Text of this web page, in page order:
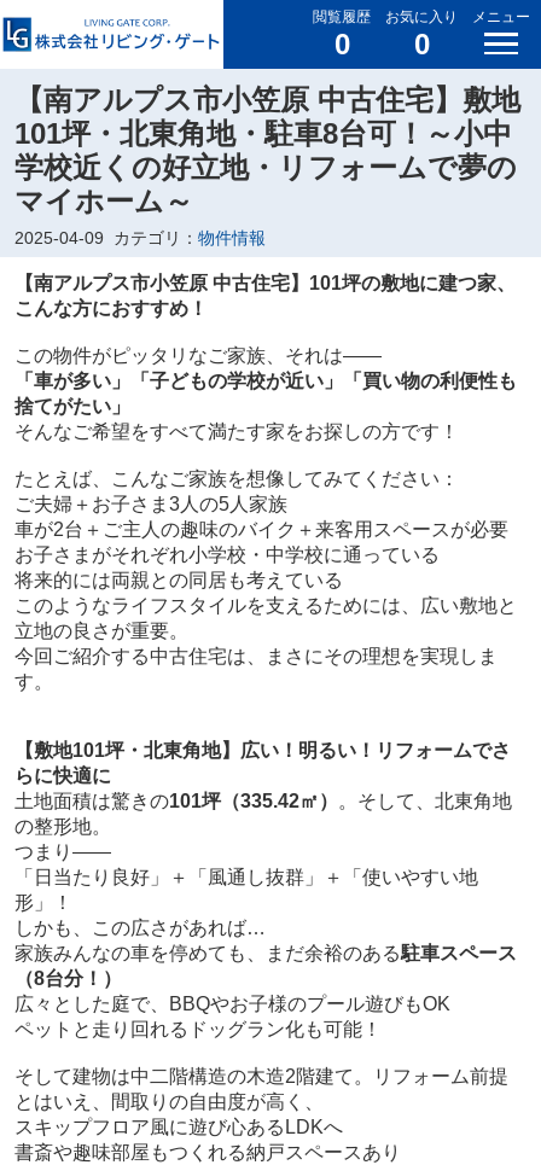
閲覧履歴
0
お気に入り
0
メニュー
【南アルプス市小笠原 中古住宅】敷地
101坪・北東角地・駐車8台可！～小中
学校近くの好立地・リフォームで夢の
マイホーム～
2025-04-09 カテゴリ： 物件情報
【南アルプス市小笠原 中古住宅】101坪の敷地に建つ家、
こんな方におすすめ！
この物件がピッタリなご家族、それは――
「車が多い」「子どもの学校が近い」「買い物の利便性も
捨てがたい」
そんなご希望をすべて満たす家をお探しの方です！
たとえば、こんなご家族を想像してみてください：
ご夫婦＋お子さま3人の5人家族
車が2台＋ご主人の趣味のバイク＋来客用スペースが必要
お子さまがそれぞれ小学校・中学校に通っている
将来的には両親との同居も考えている
このようなライフスタイルを支えるためには、広い敷地と
立地の良さが重要。
今回ご紹介する中古住宅は、まさにその理想を実現しま
す。
【敷地101坪・北東角地】広い！明るい！リフォームでさ
らに快適に
土地面積は驚きの101坪（335.42㎡）
。そして、北東角地
の整形地。
つまり――
「日当たり良好」＋「風通し抜群」＋「使いやすい地
形」！
しかも、この広さがあれば…
家族みんなの車を停めても、まだ余裕のある駐車スペース
（8台分！）
広々とした庭で、BBQやお子様のプール遊びもOK
ペットと走り回れるドッグラン化も可能！
そして建物は中二階構造の木造2階建て。リフォーム前提
とはいえ、間取りの自由度が高く、
スキップフロア風に遊び心あるLDKへ
書斎や趣味部屋もつくれる納戸スペースあり